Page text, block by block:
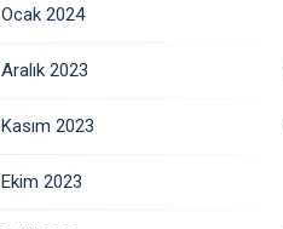
Ocak 2024
Aralık 2023
Kasım 2023
Ekim 2023